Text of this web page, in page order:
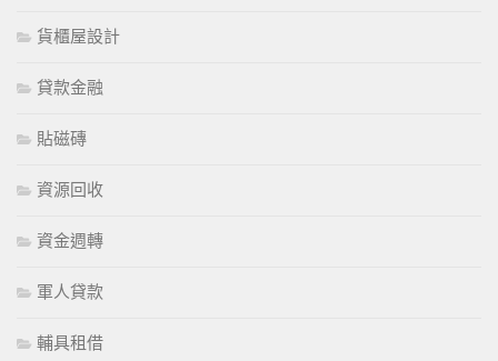
貨櫃屋設計
貸款金融
貼磁磚
資源回收
資金週轉
軍人貸款
輔具租借